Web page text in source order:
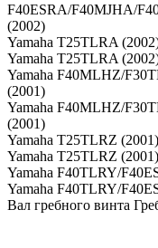
F40ESRA/F40MJHA/
(2002)
Yamaha T25TLRA
Yamaha T25TLRA
Yamaha F40MLHZ/
(2001)
Yamaha F40MLHZ/
(2001)
Yamaha T25TLRZ (2001)
Yamaha T25TLRZ (2001)
Yamaha F40TLRY/
Yamaha F40TLRY/
Вал гребного винта